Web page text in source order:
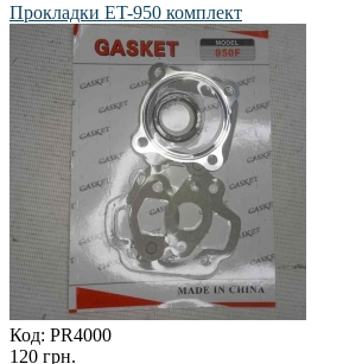
Прокладки ET-950 комплект
Код: PR4000
120 грн.